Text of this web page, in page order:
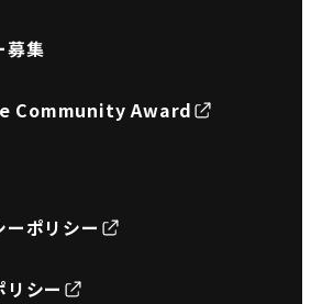
募集
Community Award
ーポリシー
リシー